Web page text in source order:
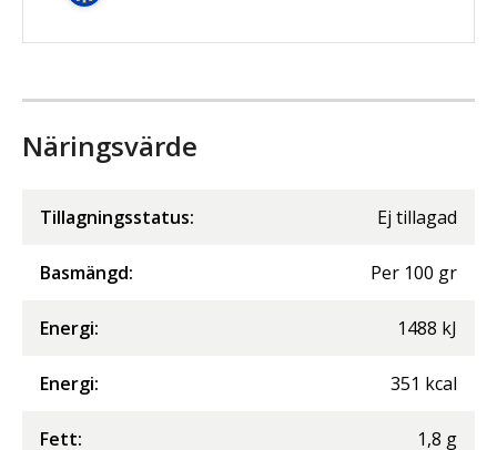
Näringsvärde
Tillagningsstatus: Ej tillagad
Basmängd: Per 100 gr
Energi: 1488 kJ
Energi: 351 kcal
Fett: 1,8 g